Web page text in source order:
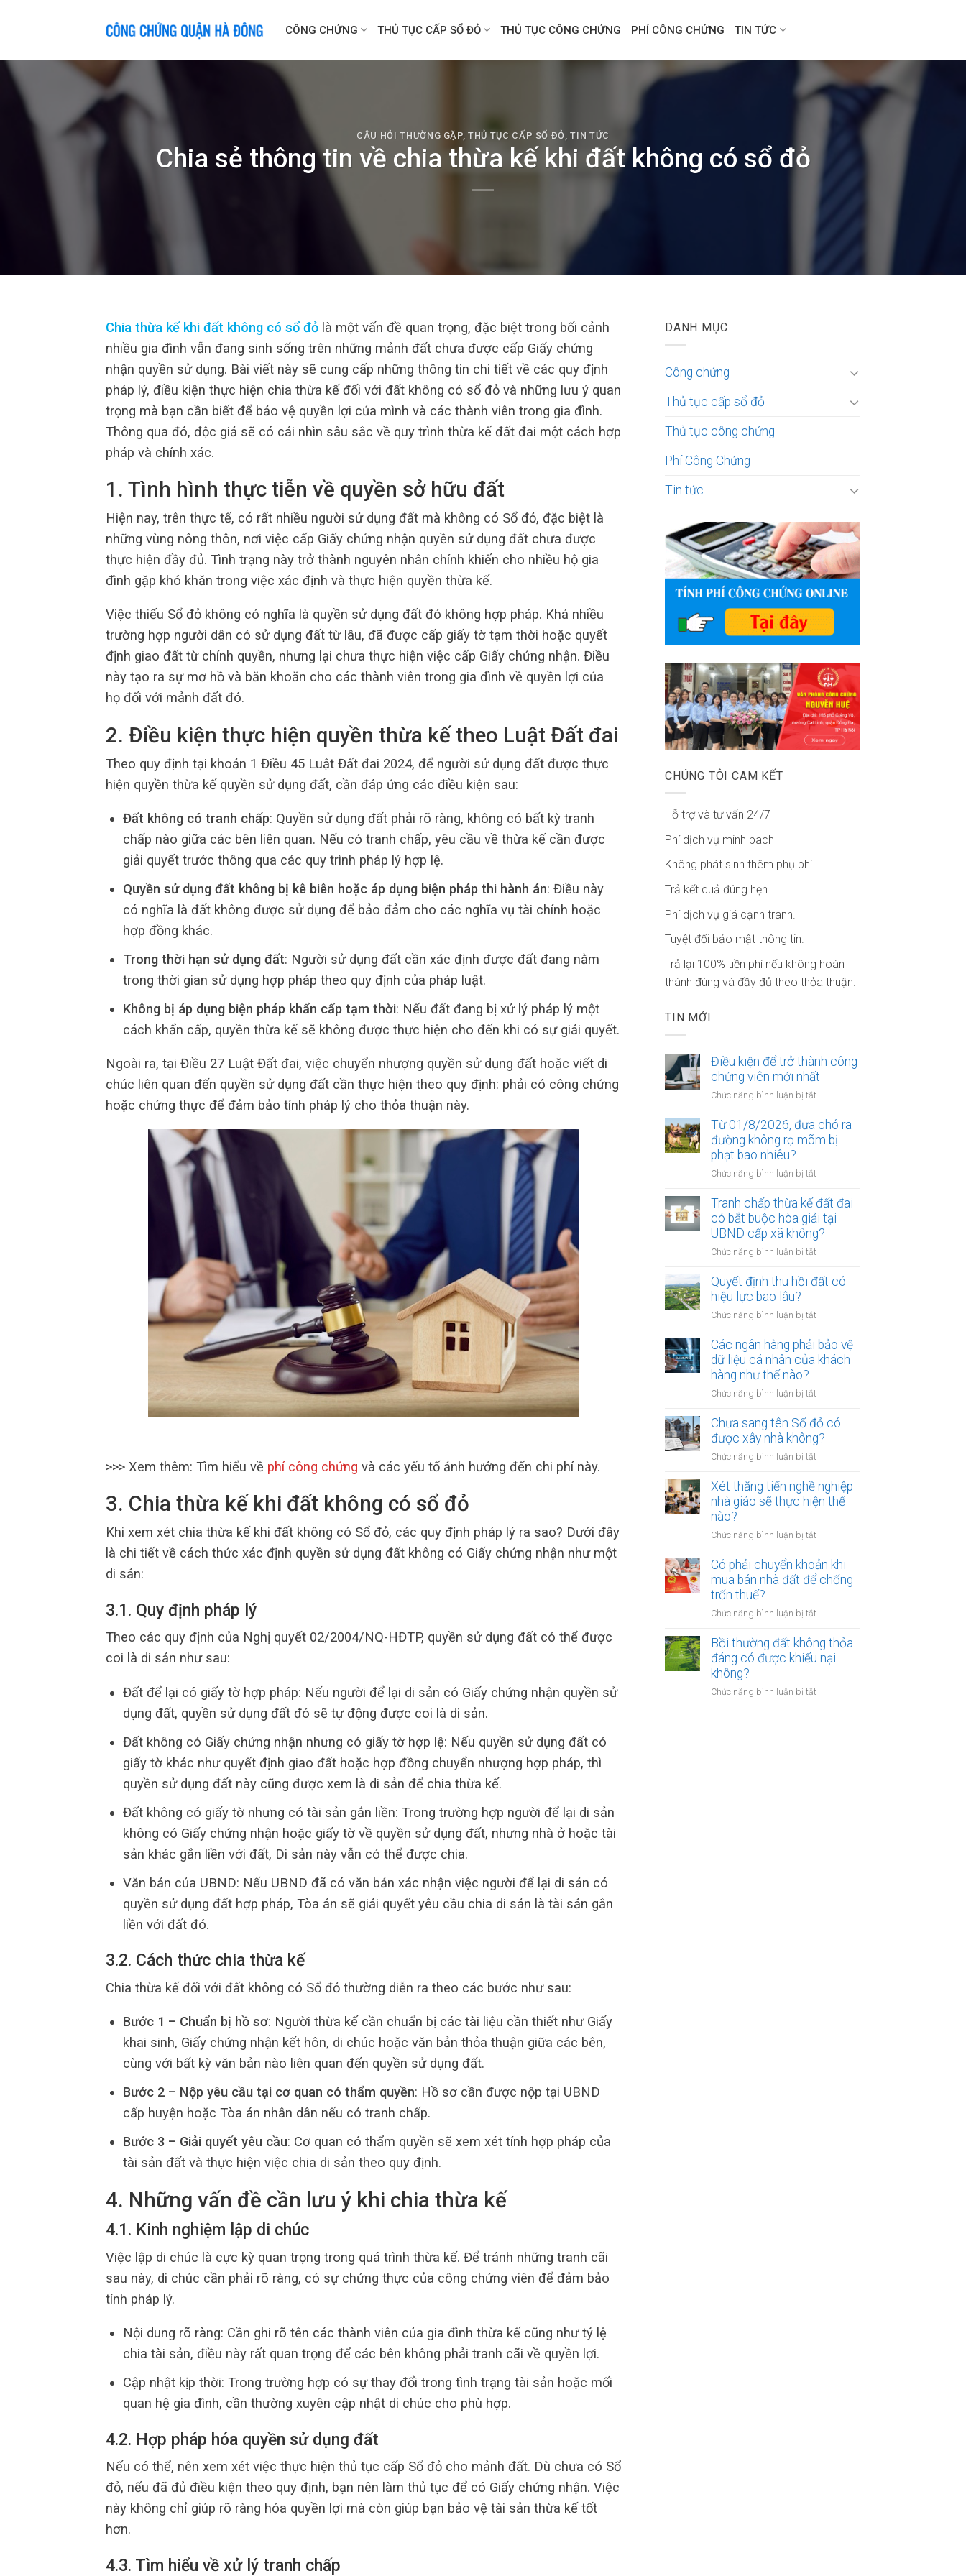
CÔNG CHỨNG THỦ TỤC CẤP SỔ ĐỎ THỦ TỤC CÔNG CHỨNG PHÍ CÔNG CHỨNG TIN TỨC
CÂU HỎI THƯỜNG GẶP,THỦ TỤC CẤP SỔ ĐỎ ,TIN TỨC
Chia sẻ thông tin về chia thừa kế khi đất không có sổ đỏ
Chia thừa kế khi đất không có sổ đỏ là một vấn đề quan trọng, đặc biệt trong bối cảnh
nhiều gia đình vẫn đang sinh sống trên những mảnh đất chưa được cấp Giấy chứng
nhận quyền sử dụng. Bài viết này sẽ cung cấp những thông tin chi tiết về các quy định
pháp lý, điều kiện thực hiện chia thừa kế đối với đất không có sổ đỏ và những lưu ý quan
trọng mà bạn cần biết để bảo vệ quyền lợi của mình và các thành viên trong gia đình.
Thông qua đó, độc giả sẽ có cái nhìn sâu sắc về quy trình thừa kế đất đai một cách hợp
pháp và chính xác.
1. Tình hình thực tiễn về quyền sở hữu đất
Hiện nay, trên thực tế, có rất nhiều người sử dụng đất mà không có Sổ đỏ, đặc biệt là
những vùng nông thôn, nơi việc cấp Giấy chứng nhận quyền sử dụng đất chưa được
thực hiện đầy đủ. Tình trạng này trở thành nguyên nhân chính khiến cho nhiều hộ gia
đình gặp khó khăn trong việc xác định và thực hiện quyền thừa kế.
Việc thiếu Sổ đỏ không có nghĩa là quyền sử dụng đất đó không hợp pháp. Khá nhiều
trường hợp người dân có sử dụng đất từ lâu, đã được cấp giấy tờ tạm thời hoặc quyết
định giao đất từ chính quyền, nhưng lại chưa thực hiện việc cấp Giấy chứng nhận. Điều
này tạo ra sự mơ hồ và băn khoăn cho các thành viên trong gia đình về quyền lợi của
họ đối với mảnh đất đó.
2. Điều kiện thực hiện quyền thừa kế theo Luật Đất đai
Theo quy định tại khoản 1 Điều 45 Luật Đất đai 2024, để người sử dụng đất được thực
hiện quyền thừa kế quyền sử dụng đất, cần đáp ứng các điều kiện sau:
Đất không có tranh chấp: Quyền sử dụng đất phải rõ ràng, không có bất kỳ tranh
chấp nào giữa các bên liên quan. Nếu có tranh chấp, yêu cầu về thừa kế cần được
giải quyết trước thông qua các quy trình pháp lý hợp lệ.
Quyền sử dụng đất không bị kê biên hoặc áp dụng biện pháp thi hành án: Điều này
có nghĩa là đất không được sử dụng để bảo đảm cho các nghĩa vụ tài chính hoặc
hợp đồng khác.
Trong thời hạn sử dụng đất: Người sử dụng đất cần xác định được đất đang nằm
trong thời gian sử dụng hợp pháp theo quy định của pháp luật.
Không bị áp dụng biện pháp khẩn cấp tạm thời: Nếu đất đang bị xử lý pháp lý một
cách khẩn cấp, quyền thừa kế sẽ không được thực hiện cho đến khi có sự giải quyết.
Ngoài ra, tại Điều 27 Luật Đất đai, việc chuyển nhượng quyền sử dụng đất hoặc viết di
chúc liên quan đến quyền sử dụng đất cần thực hiện theo quy định: phải có công chứng
hoặc chứng thực để đảm bảo tính pháp lý cho thỏa thuận này.
>>> Xem thêm: Tìm hiểu về phí công chứng và các yếu tố ảnh hưởng đến chi phí này.
3. Chia thừa kế khi đất không có sổ đỏ
Khi xem xét chia thừa kế khi đất không có Sổ đỏ, các quy định pháp lý ra sao? Dưới đây
là chi tiết về cách thức xác định quyền sử dụng đất không có Giấy chứng nhận như một
di sản:
3.1. Quy định pháp lý
Theo các quy định của Nghị quyết 02/2004/NQ-HĐTP, quyền sử dụng đất có thể được
coi là di sản như sau:
Đất để lại có giấy tờ hợp pháp: Nếu người để lại di sản có Giấy chứng nhận quyền sử
dụng đất, quyền sử dụng đất đó sẽ tự động được coi là di sản.
Đất không có Giấy chứng nhận nhưng có giấy tờ hợp lệ: Nếu quyền sử dụng đất có
giấy tờ khác như quyết định giao đất hoặc hợp đồng chuyển nhượng hợp pháp, thì
quyền sử dụng đất này cũng được xem là di sản để chia thừa kế.
Đất không có giấy tờ nhưng có tài sản gắn liền: Trong trường hợp người để lại di sản
không có Giấy chứng nhận hoặc giấy tờ về quyền sử dụng đất, nhưng nhà ở hoặc tài
sản khác gắn liền với đất, Di sản này vẫn có thể được chia.
Văn bản của UBND: Nếu UBND đã có văn bản xác nhận việc người để lại di sản có
quyền sử dụng đất hợp pháp, Tòa án sẽ giải quyết yêu cầu chia di sản là tài sản gắn
liền với đất đó.
3.2. Cách thức chia thừa kế
Chia thừa kế đối với đất không có Sổ đỏ thường diễn ra theo các bước như sau:
Bước 1 – Chuẩn bị hồ sơ: Người thừa kế cần chuẩn bị các tài liệu cần thiết như Giấy
khai sinh, Giấy chứng nhận kết hôn, di chúc hoặc văn bản thỏa thuận giữa các bên,
cùng với bất kỳ văn bản nào liên quan đến quyền sử dụng đất.
Bước 2 – Nộp yêu cầu tại cơ quan có thẩm quyền: Hồ sơ cần được nộp tại UBND
cấp huyện hoặc Tòa án nhân dân nếu có tranh chấp.
Bước 3 – Giải quyết yêu cầu: Cơ quan có thẩm quyền sẽ xem xét tính hợp pháp của
tài sản đất và thực hiện việc chia di sản theo quy định.
4. Những vấn đề cần lưu ý khi chia thừa kế
4.1. Kinh nghiệm lập di chúc
Việc lập di chúc là cực kỳ quan trọng trong quá trình thừa kế. Để tránh những tranh cãi
sau này, di chúc cần phải rõ ràng, có sự chứng thực của công chứng viên để đảm bảo
tính pháp lý.
Nội dung rõ ràng: Cần ghi rõ tên các thành viên của gia đình thừa kế cũng như tỷ lệ
chia tài sản, điều này rất quan trọng để các bên không phải tranh cãi về quyền lợi.
Cập nhật kịp thời: Trong trường hợp có sự thay đổi trong tình trạng tài sản hoặc mối
quan hệ gia đình, cần thường xuyên cập nhật di chúc cho phù hợp.
4.2. Hợp pháp hóa quyền sử dụng đất
Nếu có thể, nên xem xét việc thực hiện thủ tục cấp Sổ đỏ cho mảnh đất. Dù chưa có Sổ
đỏ, nếu đã đủ điều kiện theo quy định, bạn nên làm thủ tục để có Giấy chứng nhận. Việc
này không chỉ giúp rõ ràng hóa quyền lợi mà còn giúp bạn bảo vệ tài sản thừa kế tốt
hơn.
4.3. Tìm hiểu về xử lý tranh chấp
DANH MỤC
Công chứng
Thủ tục cấp sổ đỏ
Thủ tục công chứng
Phí Công Chứng
Tin tức
CHÚNG TÔI CAM KẾT
Hỗ trợ và tư vấn 24/7
Phí dịch vụ minh bach
Không phát sinh thêm phụ phí
Trả kết quả đúng hẹn.
Phí dịch vụ giá cạnh tranh.
Tuyệt đối bảo mật thông tin.
Trả lại 100% tiền phí nếu không hoàn
thành đúng và đầy đủ theo thỏa thuận.
TIN MỚI
Điều kiện để trở thành công
chứng viên mới nhất
Chức năng bình luận bị tắt
kiện
để
công
viên
mới
nhất
Từ 01/8/2026, đưa chó ra
đường không rọ mõm bị
phạt bao nhiêu?
Chức năng bình luận bị tắt
01/8/2026,
đưa
chó
ra
đường
rọ
bao
nhiêu?
Tranh chấp thừa kế đất đai
có bắt buộc hòa giải tại
UBND cấp xã không?
Chức năng bình luận bị tắt
chấp
đất
có
bắt
tại
UBND
cấp
Quyết định thu hồi đất có
hiệu lực bao lâu?
Chức năng bình luận bị tắt
định
thu
có
lực
bao
Các ngân hàng phải bảo vệ
dữ liệu cá nhân của khách
hàng như thế nào?
Chức năng bình luận bị tắt
ngân
hàng
phải
bảo
dữ
liệu
khách
hàng
như
Chưa sang tên Sổ đỏ có
được xây nhà không?
Chức năng bình luận bị tắt
sang
tên
Sổ
có
xây
nhà
Xét thăng tiến nghề nghiệp
nhà giáo sẽ thực hiện thế
nào?
Chức năng bình luận bị tắt
thăng
tiến
nhà
sẽ
thực
Có phải chuyển khoản khi
mua bán nhà đất để chống
trốn thuế?
Chức năng bình luận bị tắt
phải
chuyển
khoản
mua
Bồi thường đất không thỏa
đáng có được khiếu nại
không?
Chức năng bình luận bị tắt